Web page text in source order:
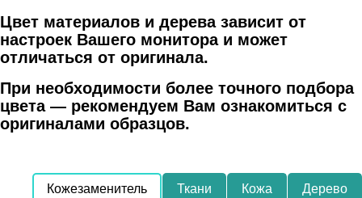
Цвет материалов и дерева зависит от
настроек Вашего монитора и может
отличаться от оригинала.
При необходимости более точного подбора
цвета — рекомендуем Вам ознакомиться с
оригиналами образцов.
Кожезаменитель Ткани Кожа Дерево